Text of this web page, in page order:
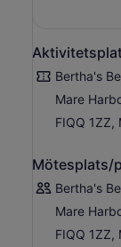
Bertha's
Mare
FIQQ 1ZZ,
Mötesplats/
Bertha's
Mare
FIQQ 1ZZ,